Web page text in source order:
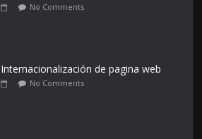
No Comments
Internacionalización de pagina web
No Comments